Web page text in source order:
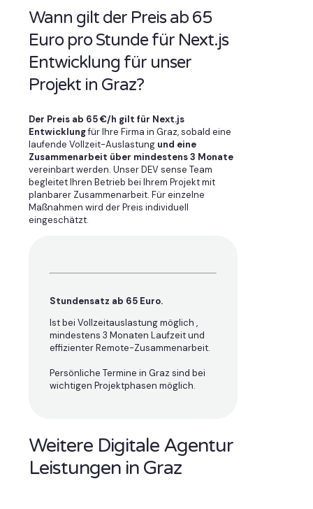
Wann gilt der Preis ab 65
Euro pro Stunde für Next.js
Entwicklung für unser
Projekt in Graz?
Der Preis ab 65 €/h gilt für Next.js
Entwicklungfür Ihre Firma in Graz, sobald eine
laufende Vollzeit-Auslastung und eine
Zusammenarbeit über mindestens 3 Monate
vereinbart werden. Unser DEV sense Team
begleitet Ihren Betrieb bei Ihrem Projekt mit
planbarer Zusammenarbeit. Für einzelne
Maßnahmen wird der Preis individuell
eingeschätzt.
Stundensatz ab 65 Euro.
Ist bei Vollzeitauslastung möglich ,
mindestens 3 Monaten Laufzeit und
effizienter Remote-Zusammenarbeit.
Persönliche Termine in Graz sind bei
wichtigen Projektphasen möglich.
Weitere Digitale Agentur
Leistungen in Graz